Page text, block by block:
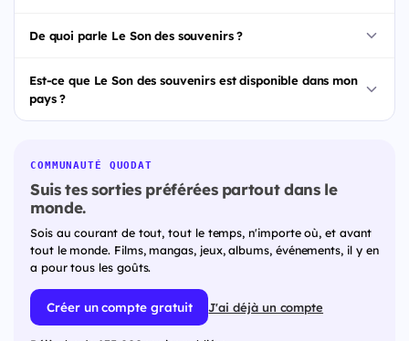
De quoi parle Le Son des souvenirs ?
Est-ce que Le Son des souvenirs est disponible dans mon
pays ?
COMMUNAUTÉ QUODAT
Suis tes sorties préférées partout dans le
monde.
Sois au courant de tout, tout le temps, n'importe où, et avant
tout le monde. Films, mangas, jeux, albums, événements, il y en
a pour tous les goûts.
Créer un compte gratuit J'ai déjà un compte